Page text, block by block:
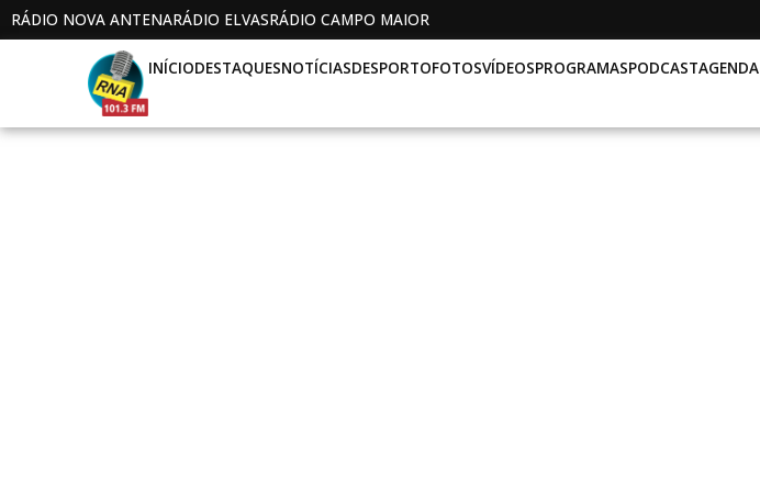
RÁDIO NOVA ANTENARÁDIO ELVASRÁDIO CAMPO MAIOR
INÍCIODESTAQUESNOTÍCIASDESPORTOFOTOSVÍDEOSPROGRAMASPODCASTAGENDA